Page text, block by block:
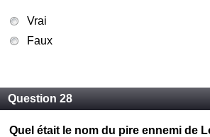
Vrai
Faux
Question 28
Quel était le nom du pire ennemi de